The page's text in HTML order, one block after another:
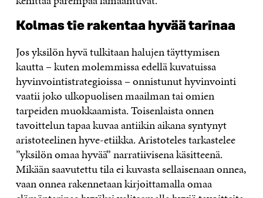
Kolmas tie rakentaa hyvää tarinaa
Jos yksilön hyvä tulkitaan halujen täyttymisen
kautta – kuten molemmissa edellä kuvatuissa
hyvinvointistrategioissa – onnistunut hyvinvointi
vaatii joko ulkopuolisen maailman tai omien
tarpeiden muokkaamista. Toisenlaista onnen
tavoittelun tapaa kuvaa antiikin aikana syntynyt
aristoteelinen hyve-etiikka. Aristoteles tarkastelee
”yksilön omaa hyvää” narratiivisena käsitteenä.
Mikään saavutettu tila ei kuvasta sellaisenaan onnea,
vaan onnea rakennetaan kirjoittamalla omaa